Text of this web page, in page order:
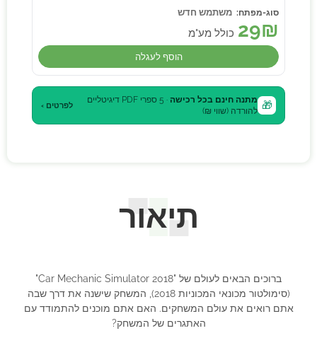
משתמש חדש
29₪ כולל מע"מ
הוסף לעגלה
🎁 מתנה חינם בכל רכישה
· 5 ספרי PDF דיגיטליים
להורדה (שווי ₪)
לפרטים ›
תיאור
ברוכים הבאים לעולם של "Car Mechanic Simulator 2018"
(סימולטור מכונאי המכוניות 2018), המשחק שישנה את דרך שבה
אתם רואים את עולם המשחקים. האם אתם מוכנים להתמודד עם
האתגרים של המשחק?